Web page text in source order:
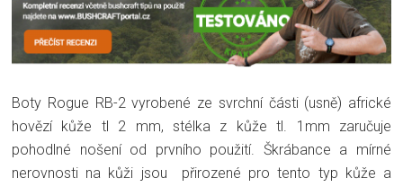
Boty Rogue RB-2 vyrobené ze svrchní části (usně) africké
hovězí kůže tl 2 mm, stélka z kůže tl. 1mm zaručuje
pohodlné nošení od prvního použití. Škrábance a mírné
nerovnosti na kůži jsou přirozené pro tento typ kůže a